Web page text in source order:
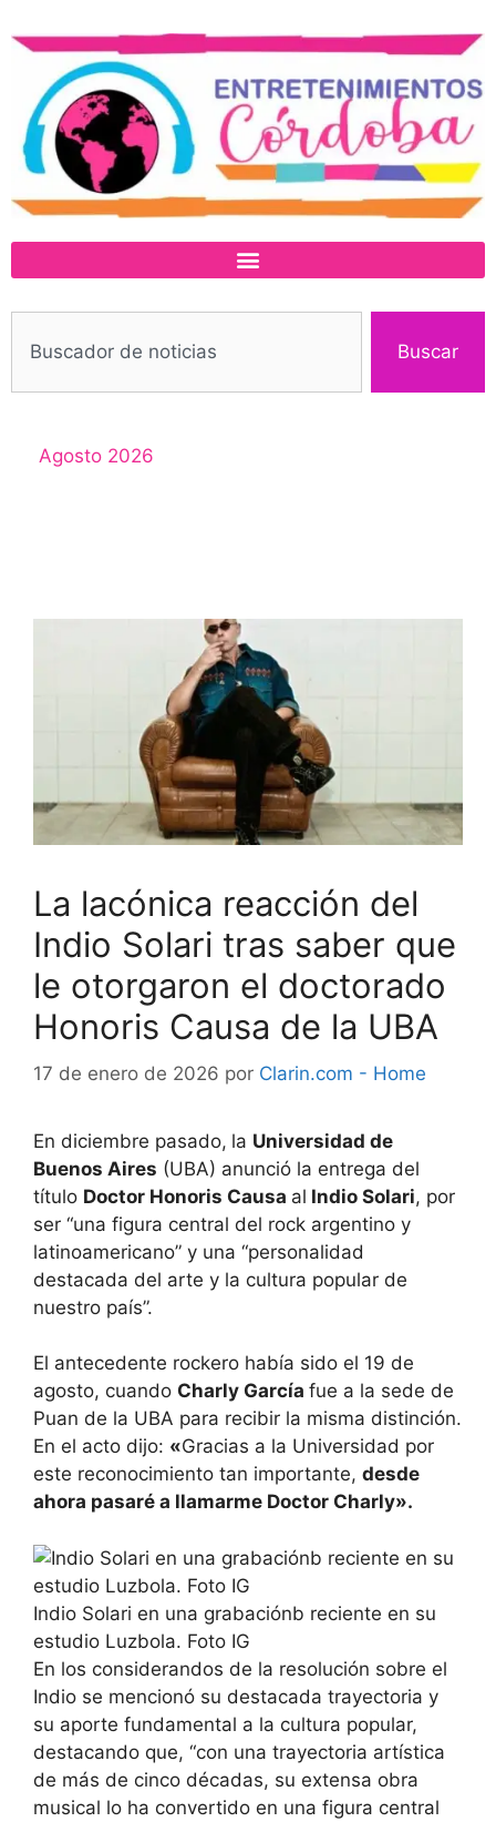
Buscar
Agosto 2026
La lacónica reacción del
Indio Solari tras saber que
le otorgaron el doctorado
Honoris Causa de la UBA
17 de enero de 2026 por Clarin.com - Home
En diciembre pasado, la Universidad de
Buenos Aires (UBA) anunció la entrega del
título Doctor Honoris Causa al Indio Solari, por
ser “una figura central del rock argentino y
latinoamericano” y una “personalidad
destacada del arte y la cultura popular de
nuestro país”.
El antecedente rockero había sido el 19 de
agosto, cuando Charly García fue a la sede de
Puan de la UBA para recibir la misma distinción.
En el acto dijo: «Gracias a la Universidad por
este reconocimiento tan importante, desde
ahora pasaré a llamarme Doctor Charly».
Indio Solari en una grabaciónb reciente en su
estudio Luzbola. Foto IG
En los considerandos de la resolución sobre el
Indio se mencionó su destacada trayectoria y
su aporte fundamental a la cultura popular,
destacando que, “con una trayectoria artística
de más de cinco décadas, su extensa obra
musical lo ha convertido en una figura central